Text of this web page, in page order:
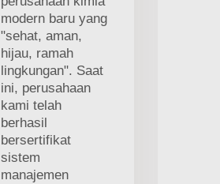
modern baru yang
"sehat, aman,
hijau, ramah
lingkungan". Saat
ini, perusahaan
kami telah
berhasil
bersertifikat
sistem
manajemen